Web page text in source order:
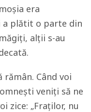
era
a plătit o parte din
alții s-au
Când voi
veniţi să ne
zice: „Fraților, nu